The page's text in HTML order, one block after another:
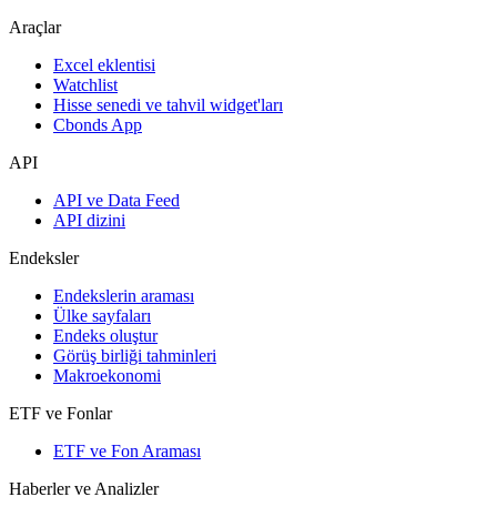
Araçlar
Excel eklentisi
Watchlist
Hisse senedi ve tahvil widget'ları
Cbonds App
API
API ve Data Feed
API dizini
Endeksler
Endekslerin araması
Ülke sayfaları
Endeks oluştur
Görüş birliği tahminleri
Makroekonomi
ETF ve Fonlar
ETF ve Fon Araması
Haberler ve Analizler